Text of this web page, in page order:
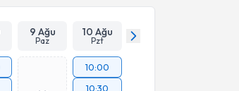
9 Ağu
Paz
10 Ağu
Pzt
10:00
10:30